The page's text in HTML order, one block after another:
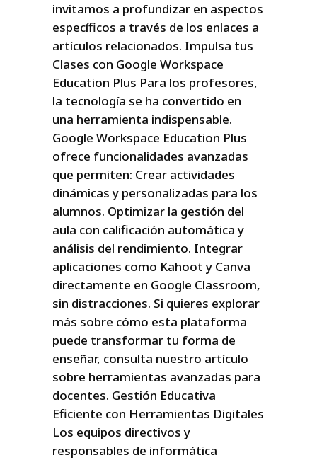
invitamos a profundizar en aspectos
específicos a través de los enlaces a
artículos relacionados. Impulsa tus
Clases con Google Workspace
Education Plus Para los profesores,
la tecnología se ha convertido en
una herramienta indispensable.
Google Workspace Education Plus
ofrece funcionalidades avanzadas
que permiten: Crear actividades
dinámicas y personalizadas para los
alumnos. Optimizar la gestión del
aula con calificación automática y
análisis del rendimiento. Integrar
aplicaciones como Kahoot y Canva
directamente en Google Classroom,
sin distracciones. Si quieres explorar
más sobre cómo esta plataforma
puede transformar tu forma de
enseñar, consulta nuestro artículo
sobre herramientas avanzadas para
docentes. Gestión Educativa
Eficiente con Herramientas Digitales
Los equipos directivos y
responsables de informática